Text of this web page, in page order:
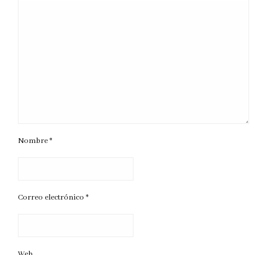
Nombre*
Correo electrónico *